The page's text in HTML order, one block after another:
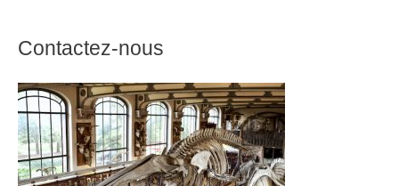
Contactez-nous